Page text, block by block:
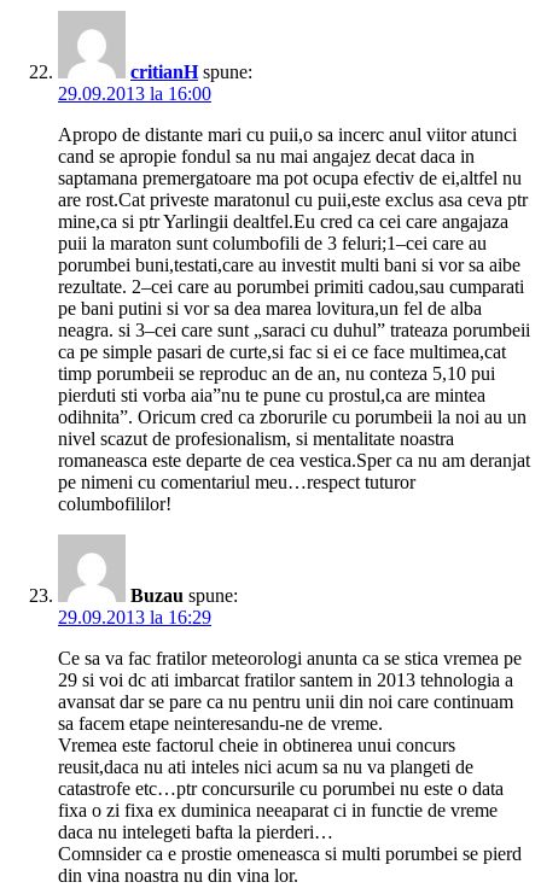
critianH spune:
29.09.2013 la 16:00
Apropo de distante mari cu puii,o sa incerc anul viitor atunci
cand se apropie fondul sa nu mai angajez decat daca in
saptamana premergatoare ma pot ocupa efectiv de ei,altfel nu
are rost.Cat priveste maratonul cu puii,este exclus asa ceva ptr
mine,ca si ptr Yarlingii dealtfel.Eu cred ca cei care angajaza
puii la maraton sunt columbofili de 3 feluri;1–cei care au
porumbei buni,testati,care au investit multi bani si vor sa aibe
rezultate. 2–cei care au porumbei primiti cadou,sau cumparati
pe bani putini si vor sa dea marea lovitura,un fel de alba
neagra. si 3–cei care sunt „saraci cu duhul” trateaza porumbeii
ca pe simple pasari de curte,si fac si ei ce face multimea,cat
timp porumbeii se reproduc an de an, nu conteza 5,10 pui
pierduti sti vorba aia”nu te pune cu prostul,ca are mintea
odihnita”. Oricum cred ca zborurile cu porumbeii la noi au un
nivel scazut de profesionalism, si mentalitate noastra
romaneasca este departe de cea vestica.Sper ca nu am deranjat
pe nimeni cu comentariul meu…respect tuturor
columbofililor!
Buzau spune:
29.09.2013 la 16:29
Ce sa va fac fratilor meteorologi anunta ca se stica vremea pe
29 si voi dc ati imbarcat fratilor santem in 2013 tehnologia a
avansat dar se pare ca nu pentru unii din noi care continuam
sa facem etape neinteresandu-ne de vreme.
Vremea este factorul cheie in obtinerea unui concurs
reusit,daca nu ati inteles nici acum sa nu va plangeti de
catastrofe etc…ptr concursurile cu porumbei nu este o data
fixa o zi fixa ex duminica neeaparat ci in functie de vreme
daca nu intelegeti bafta la pierderi…
Comnsider ca e prostie omeneasca si multi porumbei se pierd
din vina noastra nu din vina lor.